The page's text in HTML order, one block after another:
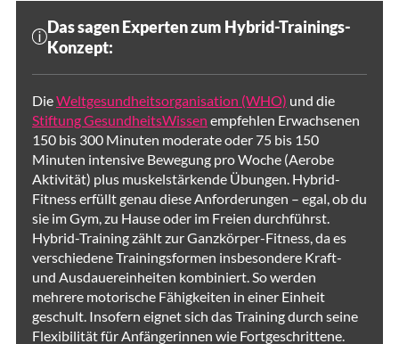
Das sagen Experten zum Hybrid-Trainings-
Konzept:
DieWeltgesundheitsorganisation (WHO) und die
Stiftung GesundheitsWissen empfehlen Erwachsenen
150 bis 300 Minuten moderate oder 75 bis 150
Minuten intensive Bewegung pro Woche (Aerobe
Aktivität) plus muskelstärkende Übungen. Hybrid-
Fitness erfüllt genau diese Anforderungen – egal, ob du
sie im Gym, zu Hause oder im Freien durchführst.
Hybrid-Training zählt zur Ganzkörper-Fitness, da es
verschiedene Trainingsformen insbesondere Kraft-
und Ausdauereinheiten kombiniert. So werden
mehrere motorische Fähigkeiten in einer Einheit
geschult. Insofern eignet sich das Training durch seine
Flexibilität für Anfängerinnen wie Fortgeschrittene.